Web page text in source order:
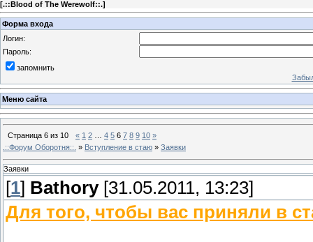
[.::Blood of The Werewolf::.]
Форма входа
Логин:
Пароль:
запомнить
Меню сайта
Страница 6 из 10 « 1 2 4 5 6 7 8 9 10 »
.::Форум Оборотня::. » Вступление в стаю » Заявки
Заявки
[1] Bathory[31.05.2011, 13:23]
Для того, чтобы вас приняли в